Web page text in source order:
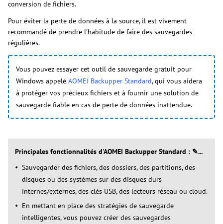
conversion de fichiers.
Pour éviter la perte de données à la source, il est vivement
recommandé de prendre l'habitude de faire des sauvegardes
régulières.
Vous pouvez essayer cet outil de sauvegarde gratuit pour
Windows appelé AOMEI Backupper Standard, qui vous aidera
à protéger vos précieux fichiers et à fournir une solution de
sauvegarde fiable en cas de perte de données inattendue.
Principales fonctionnalités d'AOMEI Backupper Standard : ✎...
Sauvegarder des fichiers, des dossiers, des partitions, des
disques ou des systèmes sur des disques durs
internes/externes, des clés USB, des lecteurs réseau ou cloud.
En mettant en place des stratégies de sauvegarde
intelligentes, vous pouvez créer des sauvegardes